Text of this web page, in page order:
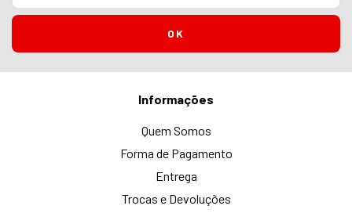
Informações
Quem Somos
Forma de Pagamento
Entrega
Trocas e Devoluções